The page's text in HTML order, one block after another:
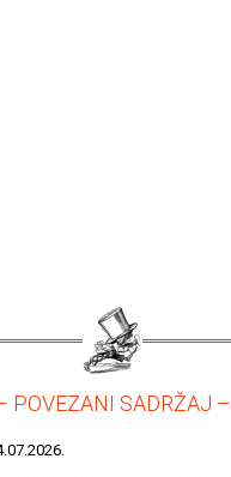
POVEZANI SADRŽAJ –